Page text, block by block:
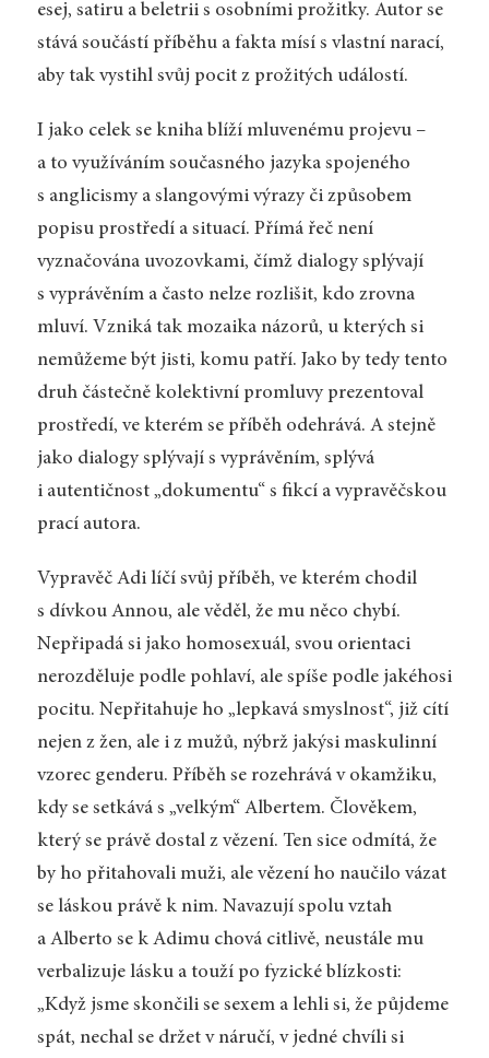
esej, satiru a beletrii s osobními prožitky. Autor se
stává součástí příběhu a fakta mísí s vlastní narací,
aby tak vystihl svůj pocit z prožitých událostí.
I jako celek se kniha blíží mluvenému projevu –
a to využíváním současného jazyka spojeného
s anglicismy a slangovými výrazy či způsobem
popisu prostředí a situací. Přímá řeč není
vyznačována uvozovkami, čímž dialogy splývají
s vyprávěním a často nelze rozlišit, kdo zrovna
mluví. Vzniká tak mozaika názorů, u kterých si
nemůžeme být jisti, komu patří. Jako by tedy tento
druh částečně kolektivní promluvy prezentoval
prostředí, ve kterém se příběh odehrává. A stejně
jako dialogy splývají s vyprávěním, splývá
i autentičnost „dokumentu“ s fikcí a vypravěčskou
prací autora.
Vypravěč Adi líčí svůj příběh, ve kterém chodil
s dívkou Annou, ale věděl, že mu něco chybí.
Nepřipadá si jako homosexuál, svou orientaci
nerozděluje podle pohlaví, ale spíše podle jakéhosi
pocitu. Nepřitahuje ho „lepkavá smyslnost“, již cítí
nejen z žen, ale i z mužů, nýbrž jakýsi maskulinní
vzorec genderu. Příběh se rozehrává v okamžiku,
kdy se setkává s „velkým“ Albertem. Člověkem,
který se právě dostal z vězení. Ten sice odmítá, že
by ho přitahovali muži, ale vězení ho naučilo vázat
se láskou právě k nim. Navazují spolu vztah
a Alberto se k Adimu chová citlivě, neustále mu
verbalizuje lásku a touží po fyzické blízkosti:
„Když jsme skončili se sexem a lehli si, že půjdeme
spát, nechal se držet v náručí, v jedné chvíli si